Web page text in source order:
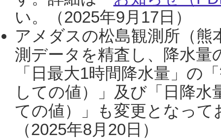
い。（2025年9月17日）
アメダスの松島観測所（熊
測データを精査し、降水
「日最大1時間降水量」の
しての値）」及び「日降
ての値）」も変更となっ
（2025年8月20日）